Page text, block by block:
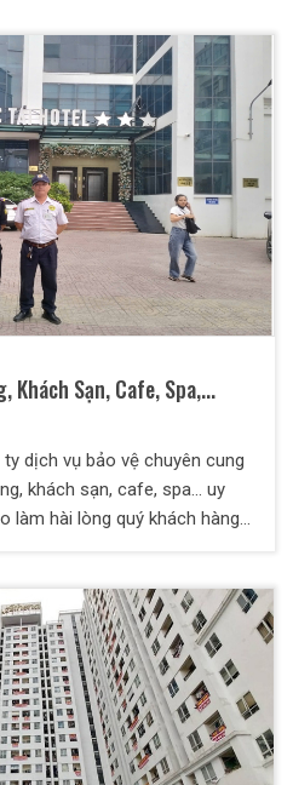
Khách Sạn, Cafe, Spa,...
dịch vụ bảo vệ chuyên cung
khách sạn, cafe, spa... uy
làm hài lòng quý khách hàng